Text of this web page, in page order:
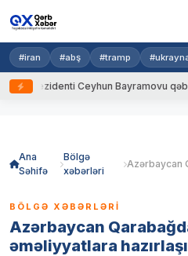
#iran #abş #tramp
Ceyhun Bayramovu qəbul edib
Ana
Səhifə
Bölgə
xəbərləri
BÖLGƏ XƏBƏRLƏRI
Azərbaycan
əməliyyatlara